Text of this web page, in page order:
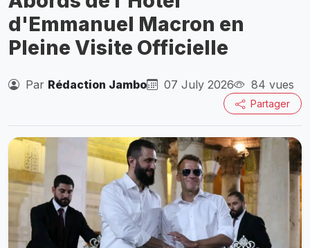
d'Emmanuel Macron en
Pleine Visite Officielle
Par Rédaction Jambo 07 July 2026 84 vues
Partager